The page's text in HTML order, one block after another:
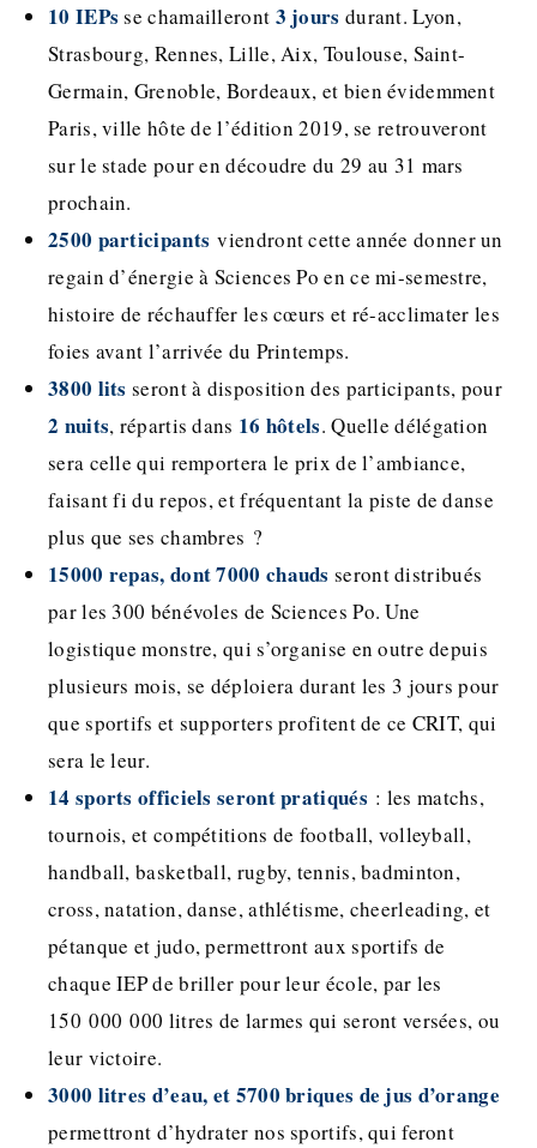
10 IEPs se chamailleront 3 jours durant. Lyon,
Strasbourg, Rennes, Lille, Aix, Toulouse, Saint-
Germain, Grenoble, Bordeaux, et bien évidemment
Paris, ville hôte de l’édition 2019, se retrouveront
sur le stade pour en découdre du 29 au 31 mars
prochain.
2500 participants viendront cette année donner un
regain d’énergie à Sciences Po en ce mi-semestre,
histoire de réchauffer les cœurs et ré-acclimater les
foies avant l’arrivée du Printemps.
3800 lits seront à disposition des participants, pour
2 nuits, répartis dans 16 hôtels. Quelle délégation
sera celle qui remportera le prix de l’ambiance,
faisant fi du repos, et fréquentant la piste de danse
plus que ses chambres ?
15000 repas, dont 7000 chauds seront distribués
par les 300 bénévoles de Sciences Po. Une
logistique monstre, qui s’organise en outre depuis
plusieurs mois, se déploiera durant les 3 jours pour
que sportifs et supporters profitent de ce CRIT, qui
sera le leur.
14 sports officiels seront pratiqués : les matchs,
tournois, et compétitions de football, volleyball,
handball, basketball, rugby, tennis, badminton,
cross, natation, danse, athlétisme, cheerleading, et
pétanque et judo, permettront aux sportifs de
chaque IEP de briller pour leur école, par les
150 000 000 litres de larmes qui seront versées, ou
leur victoire.
3000 litres d’eau, et 5700 briques de jus d’orange
permettront d’hydrater nos sportifs, qui feront